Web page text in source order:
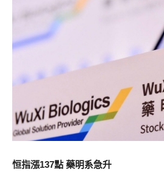
恒指漲137點 藥明系急升